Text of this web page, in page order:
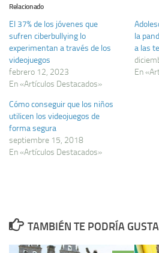
Relacionado
El 37% de los jóvenes que
sufren ciberbullying lo
experimentan a través de los
videojuegos
febrero 12, 2023
En «Artículos Destacados»
la
a las
En
Cómo conseguir que los niños
utilicen los videojuegos de
forma segura
septiembre 15, 2018
En «Artículos Destacados»
TAMBIÉN TE PODRÍA